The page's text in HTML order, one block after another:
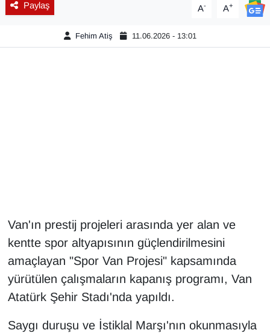
Paylaş A- A+
Fehim Atiş 11.06.2026 - 13:01
Van'ın prestij projeleri arasında yer alan ve
kentte spor altyapısının güçlendirilmesini
amaçlayan "Spor Van Projesi" kapsamında
yürütülen çalışmaların kapanış programı, Van
Atatürk Şehir Stadı'nda yapıldı.
Saygı duruşu ve İstiklal Marşı'nın okunmasıyla
En çok konuşulanlar
İngilizce
Kadın
Kamu Alımları
Kim Kimdir?